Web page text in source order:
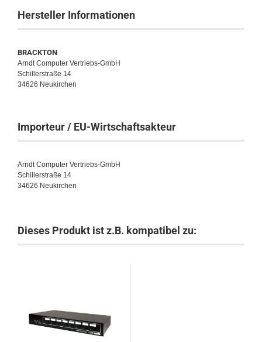
Hersteller Informationen
BRACKTON
Arndt Computer Vertriebs-GmbH
Schillerstraße 14
34626 Neukirchen
Importeur / EU-Wirtschaftsakteur
Arndt Computer Vertriebs-GmbH
Schillerstraße 14
34626 Neukirchen
Dieses Produkt ist z.B. kompatibel zu: